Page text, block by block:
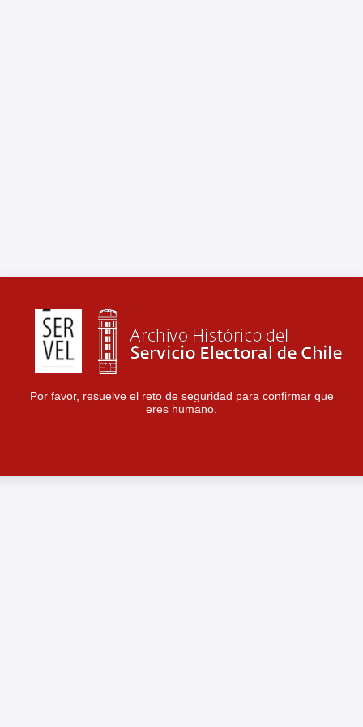
Por favor, resuelve el reto de seguridad para confirmar que
eres humano.